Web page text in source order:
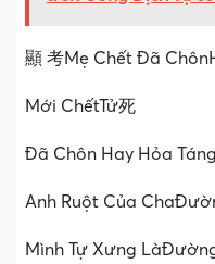
顯 考Mẹ Chết Đã
Mới ChếtTử死
Đã Chôn Hay Hỏa
Anh Ruột Của
Mình Tự Xưng